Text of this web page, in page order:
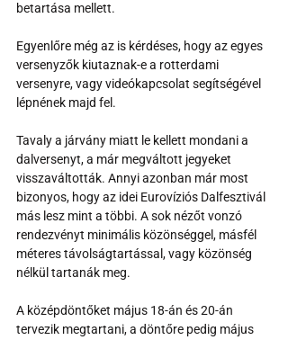
betartása mellett.
Egyenlőre még az is kérdéses, hogy az egyes
versenyzők kiutaznak-e a rotterdami
versenyre, vagy videókapcsolat segítségével
lépnének majd fel.
Tavaly a járvány miatt le kellett mondani a
dalversenyt, a már megváltott jegyeket
visszaváltották. Annyi azonban már most
bizonyos, hogy az idei Eurovíziós Dalfesztivál
más lesz mint a többi. A sok nézőt vonzó
rendezvényt minimális közönséggel, másfél
méteres távolságtartással, vagy közönség
nélkül tartanák meg.
A középdöntőket május 18-án és 20-án
tervezik megtartani, a döntőre pedig május